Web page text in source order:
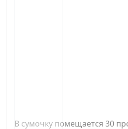
В сумочку помещается 30